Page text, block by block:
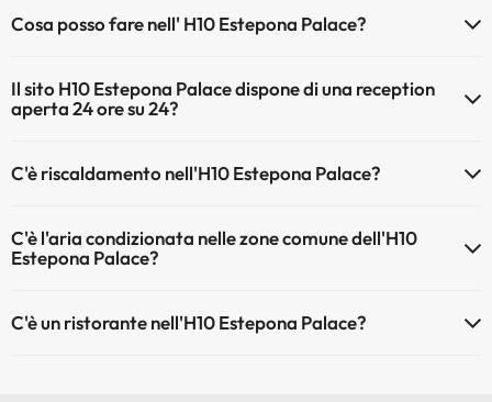
Qui potete trovare maggiori informazioni sulla piscina e sulle altri
Piscina all'aperto (stagione estiva)
Piscina all'aperto (tutta la stagione)
Cosa posso fare nell' H10 Estepona Palace?
essere a pagamento):
Il sito H10 Estepona Palace dispone di una reception
aperta 24 ore su 24?
C'è riscaldamento nell'H10 Estepona Palace?
C'è l'aria condizionata nelle zone comune dell'H10
Estepona Palace?
comuni.
C'è un ristorante nell'H10 Estepona Palace?